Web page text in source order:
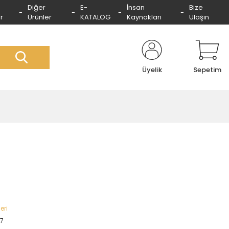
Diğer
Ürünler
E-
KATALOG
İnsan
Kaynakları
Bize
Ulaşın
Üyelik Sepetim